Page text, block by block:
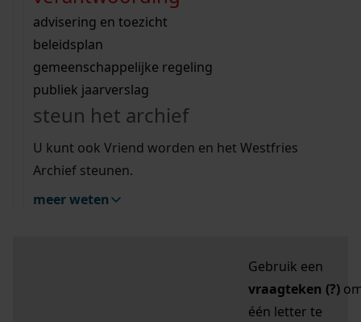
bouwvergunningen
omgevingsvergunningen
vergunningen
beeld en geluid
uitleg nodig?
Wij helpen u op weg met een aantal zoektips.
bekijk alle zoektips
Wij helpen u op weg met een aantal zoektips.
bekijk alle zoektips
bekijk ons geschiedenislokaal
advisering en toezicht
beleidsplan
gemeenschappelijke regeling
publiek jaarverslag
steun het archief
U kunt ook Vriend worden en het Westfries
Archief steunen.
meer weten
zoektips
Mijn Studiezaal (inloggen)
uw zoekopdracht te
Gebruik een
vraagteken (?)
één letter te